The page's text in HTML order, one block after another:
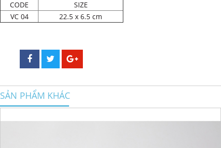
CODE
SIZE
VC 04
22.5 x 6.5 cm
SẢN PHẨM KHÁC